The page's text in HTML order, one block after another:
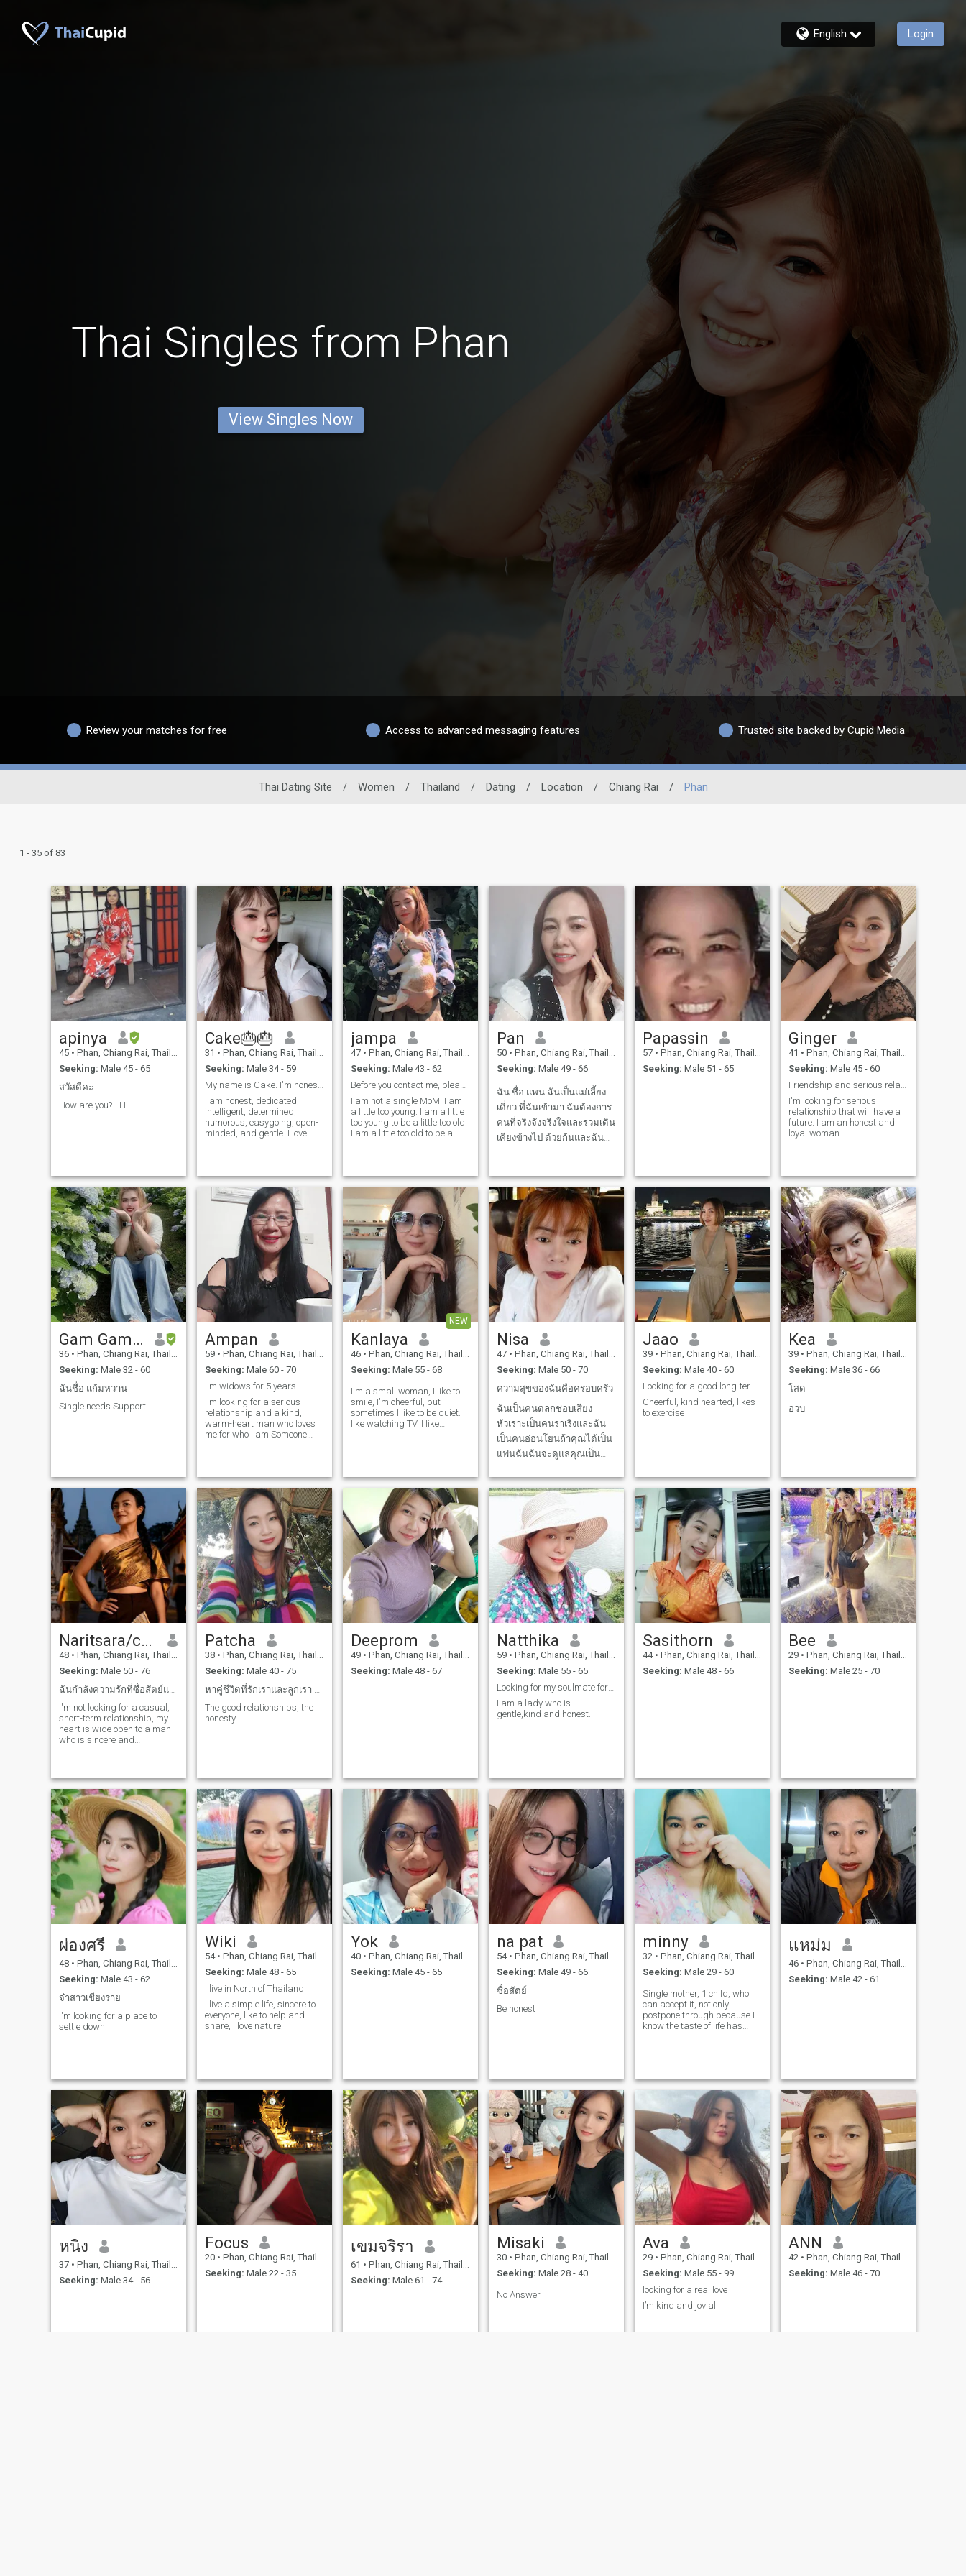
English Login
Thai Singles from Phan
View Singles Now
Review your matches for free Access to advanced messaging features Trusted site backed by Cupid Media
Thai Dating Site / Women / Thailand / Dating / Location / Chiang Rai / Phan
1 - 35 of 83
apinya
45 • Phan, Chiang Rai, Thailand
Seeking: Male 45 - 65
สวัสดีคะ
How are you? - Hi.
Cake🎂🎂
31 • Phan, Chiang Rai, Thailand
Seeking: Male 34 - 59
I am honest, dedicated,
intelligent, determined,
humorous, easygoing, open-
minded, and gentle. I love
communicating to build
strong, warm connections. I
love traveling, the sea ,
mountains, beaches , and
nature , and I'm a big coffee
jampa
47 • Phan, Chiang Rai, Thailand
Seeking: Male 43 - 62
I am not a single MoM. I am
a little too young. I am a little
too young to be a little too old.
I am a little too old to be a
Pan
50 • Phan, Chiang Rai, Thailand
Seeking: Male 49 - 66
ฉัน ชื่อ แพน ฉันเป็นแม่เลี้ยง
เดี่ยว ที่ฉันเข้ามา ฉันต้องการ
คนที่จริงจังจริงใจและร่วมเดิน
เคียงข้างไป ด้วยก้นและฉัน
ดูแลและ ฉันอยากดูแลคุณเรา
จะอยู่ด้วยกัน อย่างมีความสุข
ฉันหวังว่า ฉั
Papassin
57 • Phan, Chiang Rai, Thailand
Seeking: Male 51 - 65
Ginger
41 • Phan, Chiang Rai, Thailand
Seeking: Male 45 - 60
I'm looking for serious
relationship that will have a
future. I am an honest and
loyal woman
Gam Gamwhan
36 • Phan, Chiang Rai, Thailand
Seeking: Male 32 - 60
ฉันชื่อ แก้มหวาน
Single needs Support
Ampan
59 • Phan, Chiang Rai, Thailand
Seeking: Male 60 - 70
I'm widows for 5 years
I'm looking for a serious
relationship and a kind,
warm-heart man who loves
me for who I am.Someone
NEW
Kanlaya
46 • Phan, Chiang Rai, Thailand
Seeking: Male 55 - 68
I'm a small woman, I like to
smile, I'm cheerful, but
sometimes I like to be quiet. I
like watching TV. I like
as a couple.
Nisa
47 • Phan, Chiang Rai, Thailand
Seeking: Male 50 - 70
ความสุขของฉันคือครอบครัว
ฉันเป็นคนตลกชอบเสียง
หัวเราะเป็นคนร่าเริงและฉัน
เป็นคนอ่อนโยนถ้าคุณได้เป็น
แฟนฉันฉันจะดูแลคุณเป็น
ผู้ชายที่จริงใจในเว็บไซต์นี้
Jaao
39 • Phan, Chiang Rai, Thailand
Seeking: Male 40 - 60
Looking for a good long-term relationship
Cheerful, kind hearted, likes
to exercise
Kea
39 • Phan, Chiang Rai, Thailand
Seeking: Male 36 - 66
โสด
อวบ
Naritsara/chompu
48 • Phan, Chiang Rai, Thailand
Seeking: Male 50 - 76
ฉันกำลังความรักที่ซื่อสัตย์และจริงใจอย่างสม่ำเสมอ
I'm not looking for a casual,
short-term relationship, my
heart is wide open to a man
who is sincere and
not just in words but in
deeds.
Patcha
38 • Phan, Chiang Rai, Thailand
Seeking: Male 40 - 75
The good relationships, the
honesty.
Deeprom
49 • Phan, Chiang Rai, Thailand
Seeking: Male 48 - 67
Natthika
59 • Phan, Chiang Rai, Thailand
Seeking: Male 55 - 65
Looking for my soulmate for the rest of my life.
I am a lady who is
gentle,kind and honest.
Sasithorn
44 • Phan, Chiang Rai, Thailand
Seeking: Male 48 - 66
Bee
29 • Phan, Chiang Rai, Thailand
Seeking: Male 25 - 70
ผ่องศรี
48 • Phan, Chiang Rai, Thailand
Seeking: Male 43 - 62
จ๋าสาวเชียงราย
I'm looking for a place to
settle down.
Wiki
54 • Phan, Chiang Rai, Thailand
Seeking: Male 48 - 65
I live in North of Thailand
I live a simple life, sincere to
everyone, like to help and
share, I love nature,
Yok
40 • Phan, Chiang Rai, Thailand
Seeking: Male 45 - 65
na pat
54 • Phan, Chiang Rai, Thailand
Seeking: Male 49 - 66
ซื่อสัตย์
Be honest
minny
32 • Phan, Chiang Rai, Thailand
Seeking: Male 29 - 60
Single mother, 1 child, who
can accept it, not only
postpone through because I
know the taste of life has
แหม่ม
46 • Phan, Chiang Rai, Thailand
Seeking: Male 42 - 61
หนิง
37 • Phan, Chiang Rai, Thailand
Seeking: Male 34 - 56
Focus
20 • Phan, Chiang Rai, Thailand
Seeking: Male 22 - 35
เขมจริรา
61 • Phan, Chiang Rai, Thailand
Seeking: Male 61 - 74
Misaki
30 • Phan, Chiang Rai, Thailand
Seeking: Male 28 - 40
No Answer
Ava
29 • Phan, Chiang Rai, Thailand
Seeking: Male 55 - 99
looking for a real love
I’m kind and jovial
ANN
42 • Phan, Chiang Rai, Thailand
Seeking: Male 46 - 70